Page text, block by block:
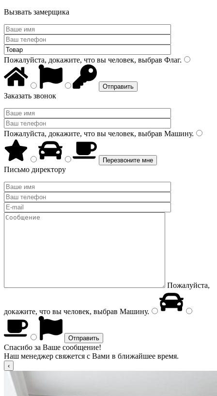
Вызвать замерщика
Пожалуйста, докажите, что вы человек, выбрав Флаг.
Заказать звонок
Пожалуйста, докажите, что вы человек, выбрав Машину.
Письмо директору
Пожалуйста,
докажите, что вы человек, выбрав Машину.
Спасибо за Ваше сообщение!
Наш менеджер свяжется с Вами в ближайшее время.